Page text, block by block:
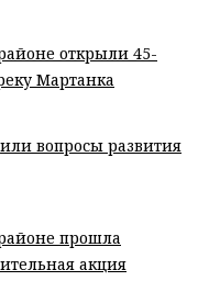
открыли 45-
Мартанка
вопросы развития
прошла
акция